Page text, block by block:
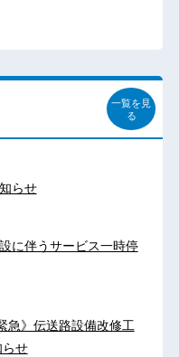
一覧を見
る
らせ
に伴うサービス一時停
急》伝送路設備改修工
せ